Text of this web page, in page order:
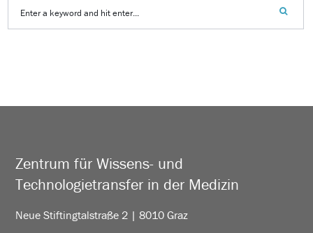
Zentrum für Wissens- und
Technologietransfer in der Medizin
Neue Stiftingtalstraße 2 | 8010 Graz